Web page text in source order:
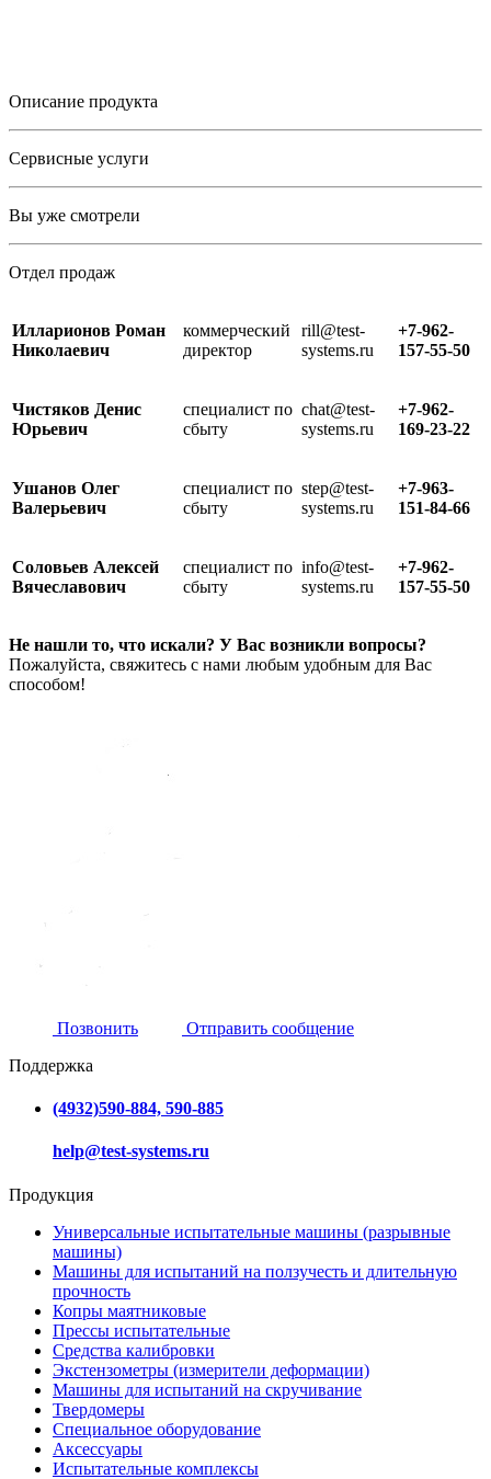
Описание продукта
Сервисные услуги
Вы уже смотрели
Отдел продаж
Илларионов Роман
Николаевич
коммерческий
директор
rill@test-
systems.ru
+7-962-
157-55-50
Чистяков Денис
Юрьевич
специалист по
сбыту
chat@test-
systems.ru
+7-962-
169-23-22
Ушанов Олег
Валерьевич
специалист по
сбыту
step@test-
systems.ru
+7-963-
151-84-66
Соловьев Алексей
Вячеславович
специалист по
сбыту
info@test-
systems.ru
+7-962-
157-55-50
Не нашли то, что искали? У Вас возникли вопросы?
Пожалуйста, свяжитесь с нами любым удобным для Вас
способом!
Позвонить
Отправить сообщение
Поддержка
(4932)590-884, 590-885
help@test-systems.ru
Продукция
Универсальные испытательные машины (разрывные
машины)
Машины для испытаний на ползучесть и длительную
прочность
Копры маятниковые
Прессы испытательные
Средства калибровки
Экстензометры (измерители деформации)
Машины для испытаний на скручивание
Твердомеры
Специальное оборудование
Аксессуары
Испытательные комплексы